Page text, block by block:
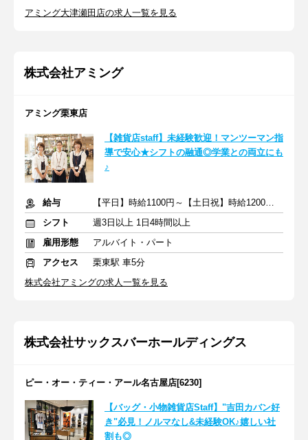
アミング大津瀬田店の求人一覧を見る
株式会社アミング
アミング栗東店
【雑貨店staff】未経験歓迎！マンツーマン指
導で安心★シフトの融通◎学業との両立にも
♪
給与
【平日】時給1100円～【土日祝】時給1200円～＋交通費一部支給
シフト
週3日以上 1日4時間以上
雇用形態
アルバイト・パート
アクセス
栗東駅 車5分
株式会社アミングの求人一覧を見る
株式会社サックスバーホールディングス
ピー・オー・ティー・アール名古屋店[6230]
【バッグ・小物雑貨店Staff】"吉田カバン好
き"必見！ノルマなし&未経験OK♪嬉しい社
割も◎